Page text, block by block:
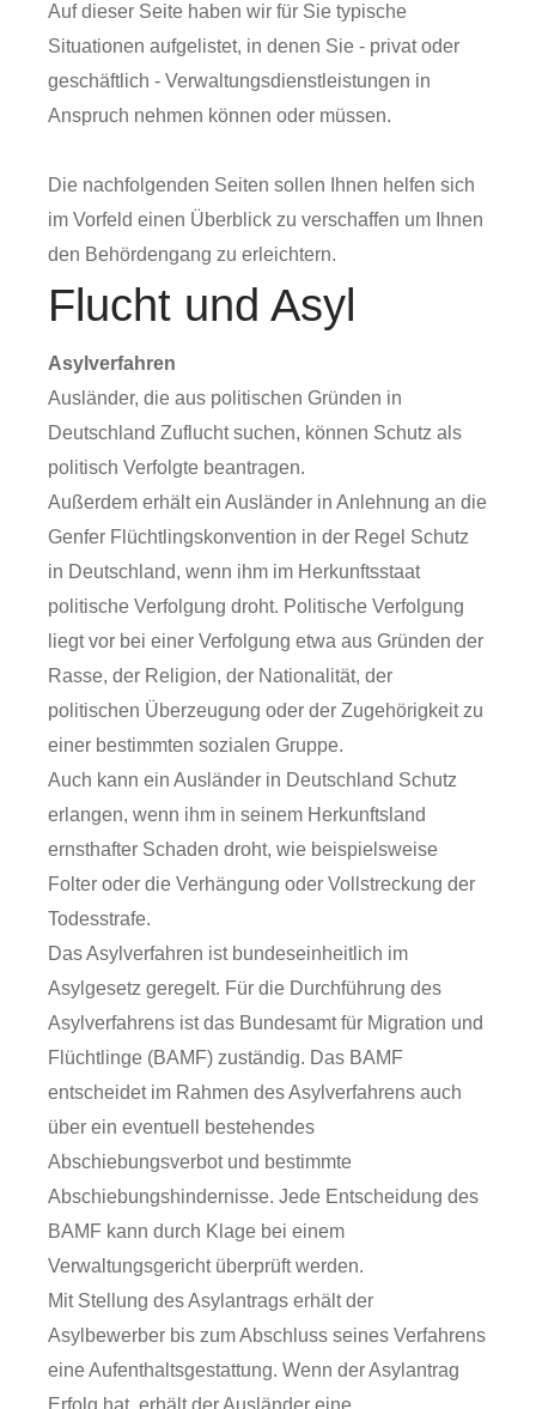
Auf dieser Seite haben wir für Sie typische
Situationen aufgelistet, in denen Sie - privat oder
geschäftlich - Verwaltungsdienstleistungen in
Anspruch nehmen können oder müssen.
Die nachfolgenden Seiten sollen Ihnen helfen sich
im Vorfeld einen Überblick zu verschaffen um Ihnen
den Behördengang zu erleichtern.
Flucht und Asyl
Asylverfahren
Ausländer, die aus politischen Gründen in
Deutschland Zuflucht suchen, können Schutz als
politisch Verfolgte beantragen.
Außerdem erhält ein Ausländer in Anlehnung an die
Genfer Flüchtlingskonvention in der Regel Schutz
in Deutschland, wenn ihm im Herkunftsstaat
politische Verfolgung droht. Politische Verfolgung
liegt vor bei einer Verfolgung etwa aus Gründen der
Rasse, der Religion, der Nationalität, der
politischen Überzeugung oder der Zugehörigkeit zu
einer bestimmten sozialen Gruppe.
Auch kann ein Ausländer in Deutschland Schutz
erlangen, wenn ihm in seinem Herkunftsland
ernsthafter Schaden droht, wie beispielsweise
Folter oder die Verhängung oder Vollstreckung der
Todesstrafe.
Das Asylverfahren ist bundeseinheitlich im
Asylgesetz geregelt. Für die Durchführung des
Asylverfahrens ist das Bundesamt für Migration und
Flüchtlinge (BAMF) zuständig. Das BAMF
entscheidet im Rahmen des Asylverfahrens auch
über ein eventuell bestehendes
Abschiebungsverbot und bestimmte
Abschiebungshindernisse. Jede Entscheidung des
BAMF kann durch Klage bei einem
Verwaltungsgericht überprüft werden.
Mit Stellung des Asylantrags erhält der
Asylbewerber bis zum Abschluss seines Verfahrens
eine Aufenthaltsgestattung. Wenn der Asylantrag
Erfolg hat, erhält der Ausländer eine